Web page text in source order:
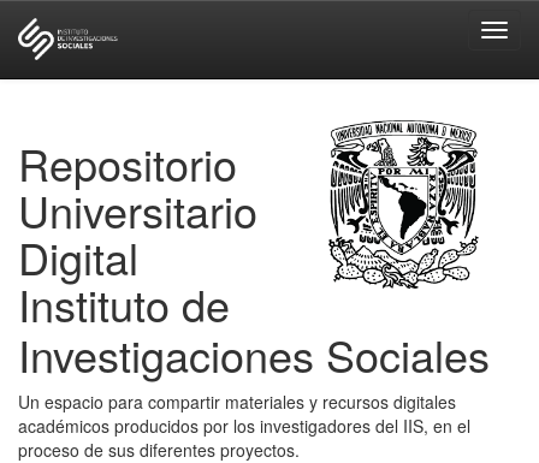
Repositorio
Universitario
Digital
Instituto de
Investigaciones Sociales
Un espacio para compartir materiales y recursos digitales
académicos producidos por los investigadores del IIS, en el
proceso de sus diferentes proyectos.